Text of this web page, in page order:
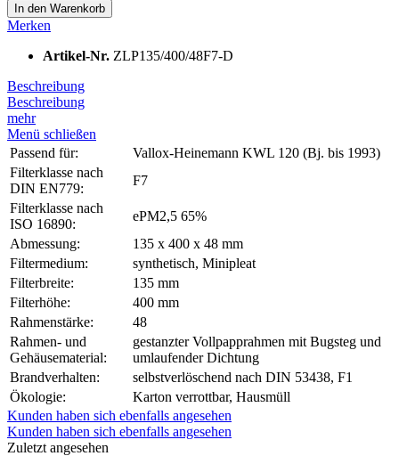
In den Warenkorb
Merken
Artikel-Nr. ZLP135/400/48F7-D
Beschreibung
Beschreibung
mehr
Menü schließen
Passend für:
Vallox-Heinemann KWL 120 (Bj. bis 1993)
Filterklasse nach
DIN EN779:
F7
Filterklasse nach
ISO 16890:
ePM2,5 65%
Abmessung:
135 x 400 x 48 mm
Filtermedium:
synthetisch, Minipleat
Filterbreite:
135 mm
Filterhöhe:
400 mm
Rahmenstärke:
48
Rahmen- und
Gehäusematerial:
gestanzter Vollpapprahmen mit Bugsteg und
umlaufender Dichtung
Brandverhalten:
selbstverlöschend nach DIN 53438, F1
Ökologie:
Karton verrottbar, Hausmüll
Kunden haben sich ebenfalls angesehen
Kunden haben sich ebenfalls angesehen
Zuletzt angesehen